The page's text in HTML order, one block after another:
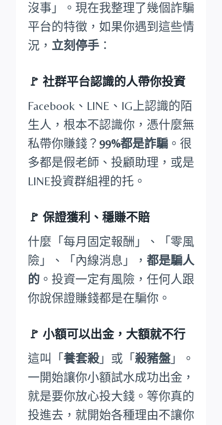
沒事」。現在我整理了幾個詐騙
平台的特徵，如果你遇到這些情
況， 立刻停手 ：
🚩 社群平台認識的人帶你投資
Facebook、LINE、IG上認識的陌
生人，根本不認識你，憑什麼無
私帶你賺錢？ 99%都是詐騙 。很
多都是假老師、投顧助理，或是
LINE投資群組裡的托。
🚩 保證獲利、穩賺不賠
什麼「每月固定報酬」、「零風
險」、「內線消息」， 都是騙人
的 。投資一定有風險，任何人跟
你說保證賺錢都是在騙你。
🚩 小額可以出金，大額就不行
這叫「 養套殺」或「 殺豬盤 」。
一開始讓你小額試水成功出金，
就是要你放心投大錢。等你真的
投進去，就開始各種理由不讓你